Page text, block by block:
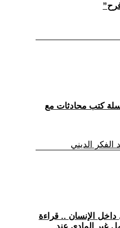
كتب محادثات مع
الفكر الديني
داخل الإنسان .. قراءة